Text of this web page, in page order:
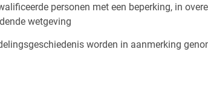
personen met een beperking, in
wetgeving
worden in aanmerking